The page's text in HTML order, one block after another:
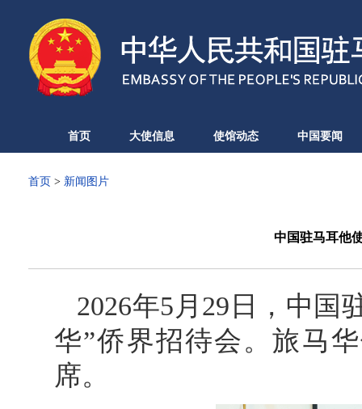
首页 大使信息 使馆动态 中国要闻
首页 > 新闻图片
中国驻马耳他
2026年5月29日，中国
华”侨界招待会。旅马
席。